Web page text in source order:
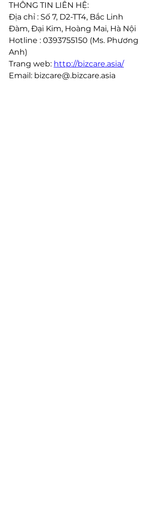
THÔNG TIN LIÊN HỆ:
Địa chỉ : Số 7, D2-TT4, Bắc Linh
Đàm, Đại Kim, Hoàng Mai, Hà Nội
Hotline : 0393755150 (Ms. Phương
Anh)
Trang web: http://bizcare.asia/
Email: bizcare@.bizcare.asia